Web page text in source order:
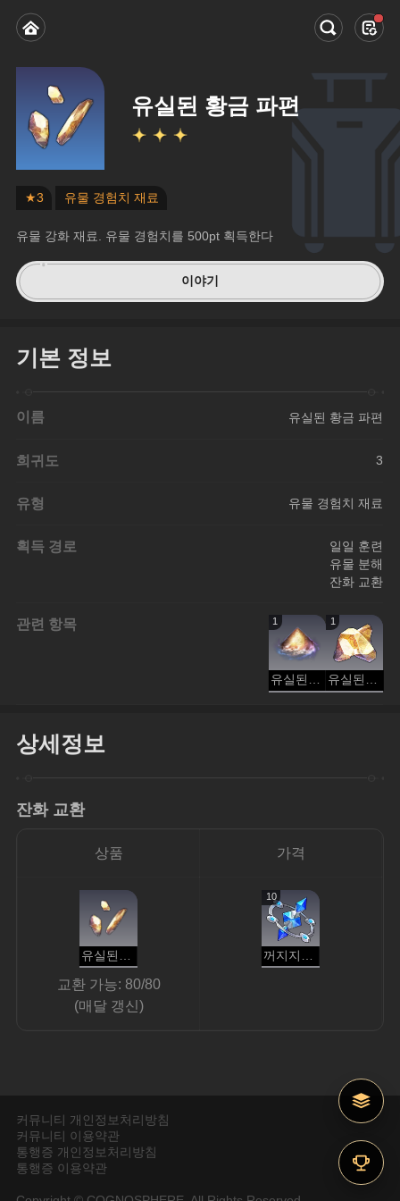
유실된 황금 파편
★3 유물 경험치 재료
유물 강화 재료. 유물 경험치를 500pt 획득한다
이야기
기본 정보
이름 유실된 황금 파편
희귀도 3
유형 유물 경험치 재료
획득 경로
일일 훈련
유물 분해
잔화 교환
관련 항목 1
유실된 라이트더스트
1
유실된 수정덩이
상세정보
잔화 교환
상품 가격
교환 가능: 80/80
(매달 갱신)
10
커뮤니티 개인정보처리방침
커뮤니티 이용약관
통행증 개인정보처리방침
통행증 이용약관